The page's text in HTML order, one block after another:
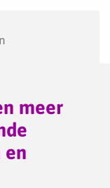
meer
en